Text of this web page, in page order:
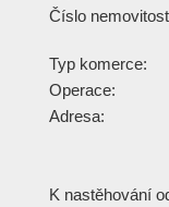
Číslo
Typ komerce:
Operace:
Adresa:
K nastěhování